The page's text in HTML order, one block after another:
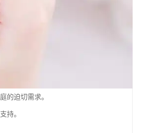
的迫切需求。
持。